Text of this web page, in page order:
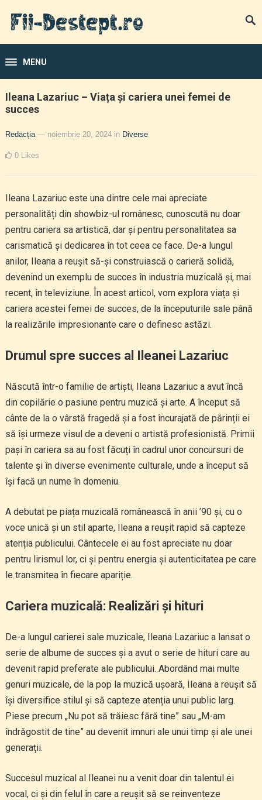
MENU
Ileana Lazariuc – Viața și cariera unei femei de
succes
Redacția — noiembrie 20, 2024 in Diverse
0 Likes
Ileana Lazariuc este una dintre cele mai apreciate
personalități din showbiz-ul românesc, cunoscută nu doar
pentru cariera sa artistică, dar și pentru personalitatea sa
carismatică și dedicarea în tot ceea ce face. De-a lungul
anilor, Ileana a reușit să-și construiască o carieră solidă,
devenind un exemplu de succes în industria muzicală și, mai
recent, în televiziune. În acest articol, vom explora viața și
cariera acestei femei de succes, de la începuturile sale până
la realizările impresionante care o definesc astăzi.
Drumul spre succes al Ileanei Lazariuc
Născută într-o familie de artiști, Ileana Lazariuc a avut încă
din copilărie o pasiune pentru muzică și arte. A început să
cânte de la o vârstă fragedă și a fost încurajată de părinții ei
să își urmeze visul de a deveni o artistă profesionistă. Primii
pași în cariera sa au fost făcuți în cadrul unor concursuri de
talente și în diverse evenimente culturale, unde a început să
își facă un nume în domeniu.
A debutat pe piața muzicală românească în anii ’90 și, cu o
voce unică și un stil aparte, Ileana a reușit rapid să capteze
atenția publicului. Cântecele ei au fost apreciate nu doar
pentru lirismul lor, ci și pentru energia și autenticitatea pe care
le transmitea în fiecare apariție.
Cariera muzicală: Realizări și hituri
De-a lungul carierei sale muzicale, Ileana Lazariuc a lansat o
serie de albume de succes și a avut o serie de hituri care au
devenit rapid preferate ale publicului. Abordând mai multe
genuri muzicale, de la pop la muzică ușoară, Ileana a reușit să
își diversifice stilul și să capteze atenția unui public larg.
Piese precum „Nu pot să trăiesc fără tine” sau „M-am
îndrăgostit de tine” au devenit imnuri ale unui timp și ale unei
generații.
Succesul muzical al Ileanei nu a venit doar din talentul ei
vocal, ci și din felul în care a reușit să se reinventeze